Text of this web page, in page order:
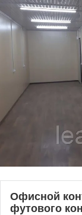
Офисной
футового